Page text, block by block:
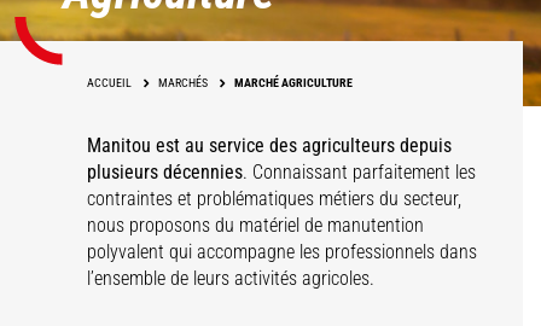
ACCUEIL MARCHÉS MARCHÉ AGRICULTURE
Manitou est au service des agriculteurs depuis
plusieurs décennies. Connaissant parfaitement les
contraintes et problématiques métiers du secteur,
nous proposons du matériel de manutention
polyvalent qui accompagne les professionnels dans
l’ensemble de leurs activités agricoles.
Céréales Centres équestres
Maraîchage Élevage
Polyculture Pépinières
Volailles Viticulture
Aquaculture et
conchyliculture
Coopératives
Production laitière Énergies & Biogaz